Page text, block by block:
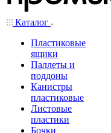
Каталог
Пластиковые
ящики
Паллеты и
поддоны
Канистры
пластиковые
Листовые
пластики
Бочки